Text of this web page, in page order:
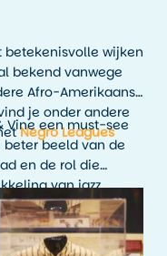
betekenisvolle wijken
bekend vanwege
Afro-Amerikaanse
je onder andere
Negro Leagues
Vine een must-see
beter beeld van de
en de rol die
van jazz.
bij voorkeur met live
ook echt